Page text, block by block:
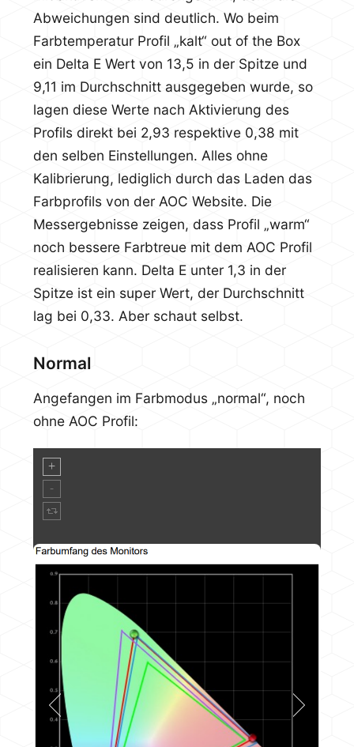
Abweichungen sind deutlich. Wo beim
Farbtemperatur Profil „kalt“ out of the Box
ein Delta E Wert von 13,5 in der Spitze und
9,11 im Durchschnitt ausgegeben wurde, so
lagen diese Werte nach Aktivierung des
Profils direkt bei 2,93 respektive 0,38 mit
den selben Einstellungen. Alles ohne
Kalibrierung, lediglich durch das Laden das
Farbprofils von der AOC Website. Die
Messergebnisse zeigen, dass Profil „warm“
noch bessere Farbtreue mit dem AOC Profil
realisieren kann. Delta E unter 1,3 in der
Spitze ist ein super Wert, der Durchschnitt
lag bei 0,33. Aber schaut selbst.
Normal
Angefangen im Farbmodus „normal“, noch
ohne AOC Profil: